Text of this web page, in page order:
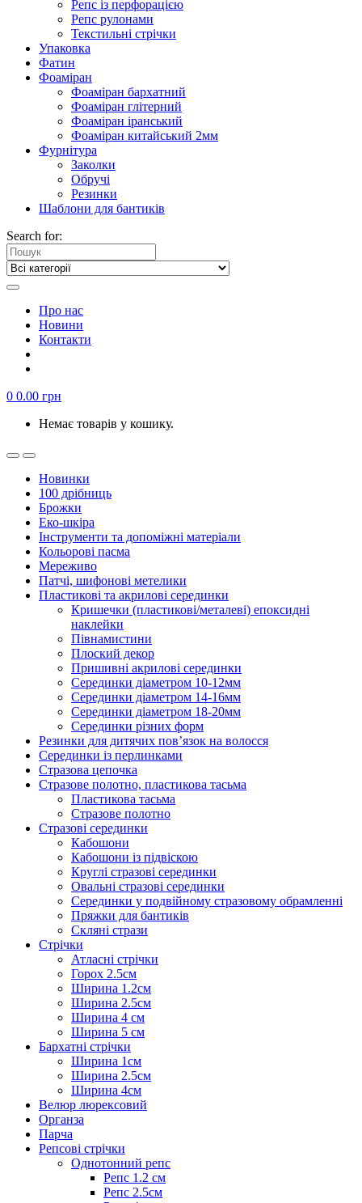
Репс із перфорацією
Репс рулонами
Текстильні стрічки
Упаковка
Фатин
Фоаміран
Фоаміран бархатний
Фоаміран глітерний
Фоаміран іранський
Фоаміран китайський 2мм
Фурнітура
Заколки
Обручі
Резинки
Шаблони для бантиків
Search for:
Про нас
Новини
Контакти
0 0.00 грн
Немає товарів у кошику.
Новинки
100 дрібниць
Брожки
Еко-шкіра
Інструменти та допоміжні матеріали
Кольорові пасма
Мереживо
Патчі, шифонові метелики
Пластикові та акрилові серединки
Кришечки (пластикові/металеві) епоксидні
наклейки
Півнамистини
Плоский декор
Пришивні акрилові серединки
Серединки діаметром 10-12мм
Серединки діаметром 14-16мм
Серединки діаметром 18-20мм
Серединки різних форм
Резинки для дитячих пов’язок на волосся
Серединки із перлинками
Стразова цепочка
Стразове полотно, пластикова тасьма
Пластикова тасьма
Стразове полотно
Стразові серединки
Кабошони
Кабошони із підвіскою
Круглі стразові серединки
Овальні стразові серединки
Серединки у подвійному стразовому обрамленні
Пряжки для бантиків
Скляні стрази
Стрічки
Атласні стрічки
Горох 2.5см
Ширина 1.2см
Ширина 2.5см
Ширина 4 см
Ширина 5 см
Бархатні стрічки
Ширина 1см
Ширина 2.5см
Ширина 4см
Велюр люрексовий
Органза
Парча
Репсові стрічки
Однотонний репс
Репс 1.2 см
Репс 2.5см